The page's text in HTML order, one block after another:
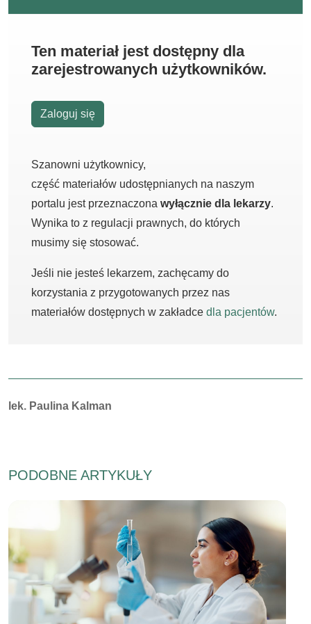
Ten materiał jest dostępny dla
zarejestrowanych użytkowników.
Zaloguj się
Szanowni użytkownicy,
część materiałów udostępnianych na naszym
portalu jest przeznaczona wyłącznie dla lekarzy.
Wynika to z regulacji prawnych, do których
musimy się stosować.
Jeśli nie jesteś lekarzem, zachęcamy do
korzystania z przygotowanych przez nas
materiałów dostępnych w zakładce dla pacjentów.
Autorzy:
lek. Paulina Kalman
PODOBNE ARTYKUŁY